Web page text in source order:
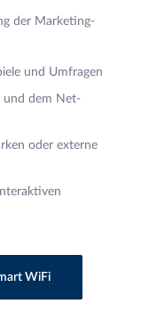
der Marketing-
und Umfragen
und dem Net-
oder externe
WiFi